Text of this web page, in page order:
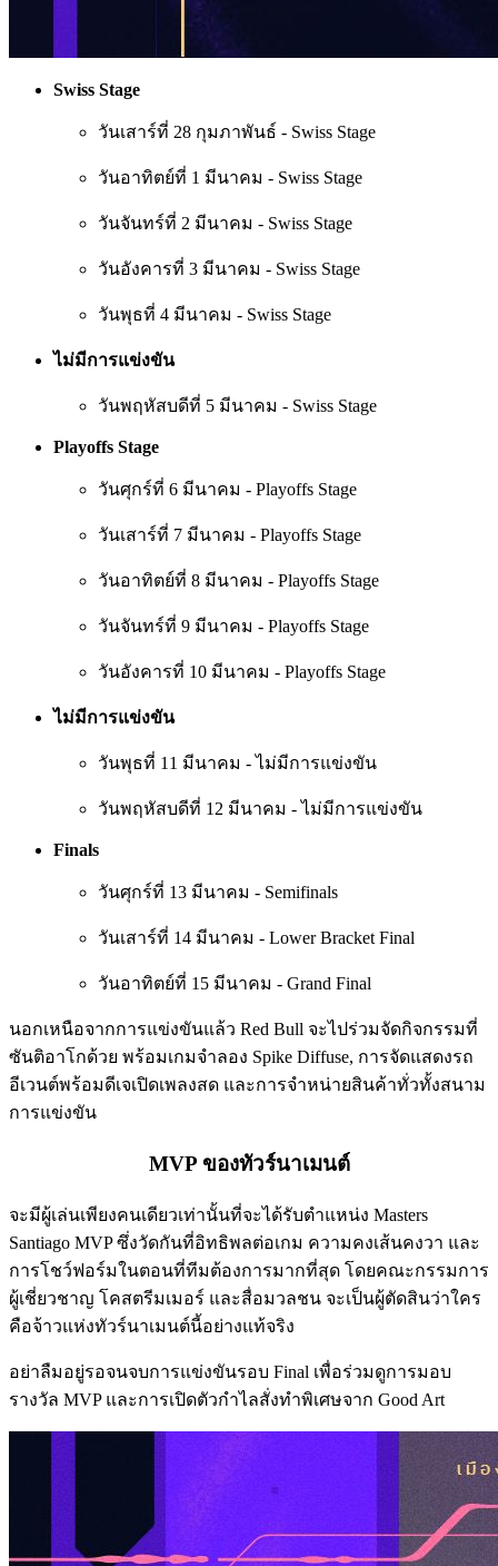
Swiss Stage
วันเสาร์ที่ 28 กุมภาพันธ์ - Swiss Stage
วันอาทิตย์ที่ 1 มีนาคม - Swiss Stage
วันจันทร์ที่ 2 มีนาคม - Swiss Stage
วันอังคารที่ 3 มีนาคม - Swiss Stage
วันพุธที่ 4 มีนาคม - Swiss Stage
ไม่มีการแข่งขัน
วันพฤหัสบดีที่ 5 มีนาคม - Swiss Stage
Playoffs Stage
วันศุกร์ที่ 6 มีนาคม - Playoffs Stage
วันเสาร์ที่ 7 มีนาคม - Playoffs Stage
วันอาทิตย์ที่ 8 มีนาคม - Playoffs Stage
วันจันทร์ที่ 9 มีนาคม - Playoffs Stage
วันอังคารที่ 10 มีนาคม - Playoffs Stage
ไม่มีการแข่งขัน
วันพุธที่ 11 มีนาคม - ไม่มีการแข่งขัน
วันพฤหัสบดีที่ 12 มีนาคม - ไม่มีการแข่งขัน
Finals
วันศุกร์ที่ 13 มีนาคม - Semifinals
วันเสาร์ที่ 14 มีนาคม - Lower Bracket Final
วันอาทิตย์ที่ 15 มีนาคม - Grand Final
นอกเหนือจากการแข่งขันแล้ว Red Bull จะไปร่วมจัดกิจกรรมที่
ซันติอาโกด้วย พร้อมเกมจำลอง Spike Diffuse, การจัดแสดงรถ
อีเวนต์พร้อมดีเจเปิดเพลงสด และการจำหน่ายสินค้าทั่วทั้งสนาม
การแข่งขัน
MVP ของทัวร์นาเมนต์
จะมีผู้เล่นเพียงคนเดียวเท่านั้นที่จะได้รับตำแหน่ง Masters
Santiago MVP ซึ่งวัดกันที่อิทธิพลต่อเกม ความคงเส้นคงวา และ
การโชว์ฟอร์มในตอนที่ทีมต้องการมากที่สุด โดยคณะกรรมการ
ผู้เชี่ยวชาญ โคสตรีมเมอร์ และสื่อมวลชน จะเป็นผู้ตัดสินว่าใคร
คือจ้าวแห่งทัวร์นาเมนต์นี้อย่างแท้จริง
อย่าลืมอยู่รอจนจบการแข่งขันรอบ Final เพื่อร่วมดูการมอบ
รางวัล MVP และการเปิดตัวกำไลสั่งทำพิเศษจาก Good Art